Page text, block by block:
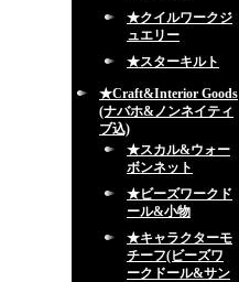
★クイルワークジ
ュエリー
★スターキルト
★Craft&Interior Goods
(ナバホ&ノンネイティ
ブ込)
★スカル&ウォー
ボンネット
★ビーズワークド
ール&小物
★キャラクターモ
チーフ(ビーズワ
ークドール&サン